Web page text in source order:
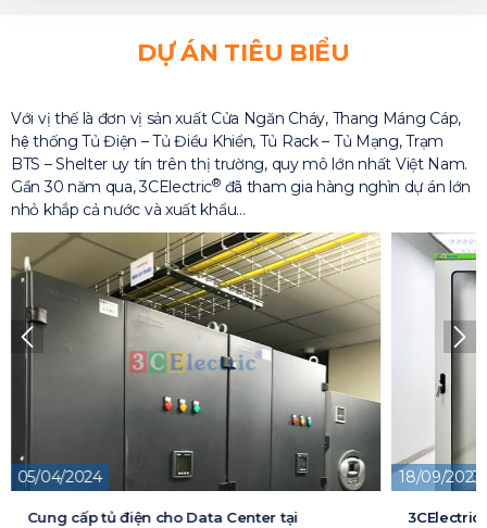
DỰ ÁN TIÊU BIỂU
Với vị thế là đơn vị sản xuất Cửa Ngăn Cháy, Thang Máng Cáp,
hệ thống Tủ Điện – Tủ Điều Khiển, Tủ Rack – Tủ Mạng, Trạm
BTS – Shelter uy tín trên thị trường, quy mô lớn nhất Việt Nam.
Gần 30 năm qua, 3CElectric®đã tham gia hàng nghìn dự án lớn
nhỏ khắp cả nước và xuất khẩu…
18/09/2023
3CElectric cung cấp tủ điện cho Dự án xây
13/05/2026
Cung cấp